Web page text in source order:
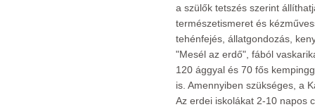
a szülők tetszés szerint
természetismeret és
tehénfejés, állatgondozás,
"Mesél az erdő", fából
120 ággyal és 70 fős
is. Amennyiben szükséges, a
Az erdei iskolákat 2-10 napos